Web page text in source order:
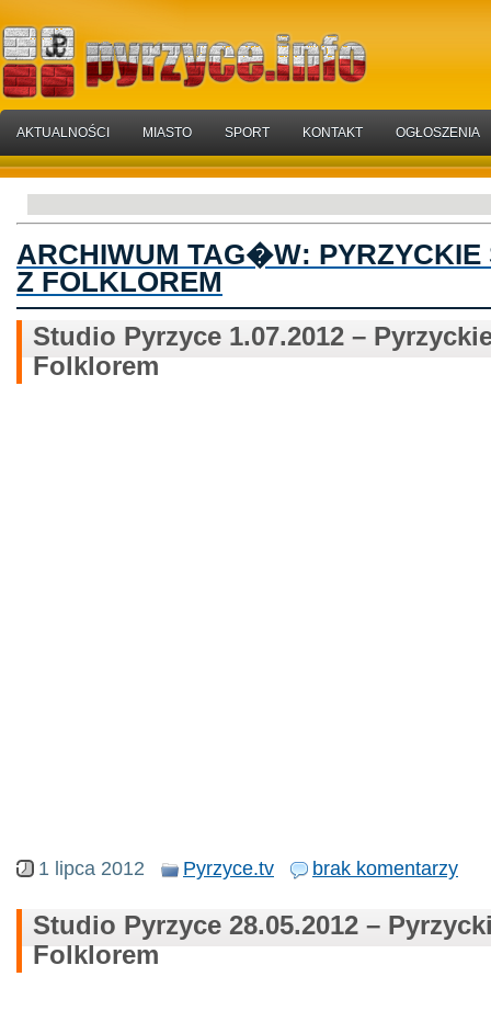
AKTUALNOŚCI MIASTO SPORT KONTAKT OGŁOSZENIA
ARCHIWUM TAG�W:
Z FOLKLOREM
Studio Pyrzyce 1.07.2012 –
Folklorem
1 lipca 2012 Pyrzyce.tv brak komentarzy
Studio Pyrzyce 28.05.2012 –
Folklorem